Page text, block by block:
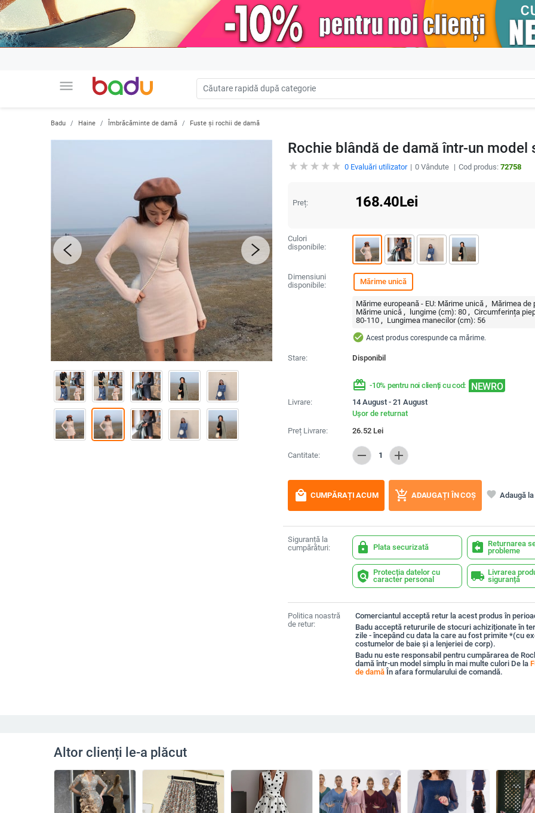
menu
Badu Haine Îmbrăcăminte de damă Fuste și rochii de damă
Rochie blândă de damă într-un
0Evaluări utilizator 0Vândute Cod produs: 72758
Preț: 168.40Lei
Culori
disponibile:
Dimensiuni
disponibile:
Mărime unică
Mărime europeană - EU: Mărime unică
Mărimea de
Mărime unică
lungime (cm): 80
Circumferința
80-110
Lungimea manecilor (cm): 56
check_circle Acest produs corespunde ca mărime.
Stare: Disponibil
redeem -10% pentru noi clienți cu cod: NEWRO
Livrare:
14 August - 21 August
Ușor de returnat
Preț Livrare:
26.52Lei
Cantitate: remove 1 add
local_mall CUMPĂRAȚI ACUM add_shopping_cart ADAUGAȚI ÎN COȘ favorite Adaugă
Siguranță la
cumpărături:
lock Plata securizată assignment_return Returnarea
probleme
policy Protecția datelor cu
caracter personal
local_shipping Livrarea
siguranță
Politica noastră
de retur:
Comerciantul acceptă retur la acest produs în
Badu acceptă retururile de stocuri achiziționate în
zile - începând cu data la care au fost primite *(cu
costumelor de baie și a lenjeriei de corp).
Badu nu este responsabil pentru cumpărarea de
damă într-un model simplu în mai multe culori De la
de damăÎn afara formularului de comandă.
Altor clienți le-a plăcut